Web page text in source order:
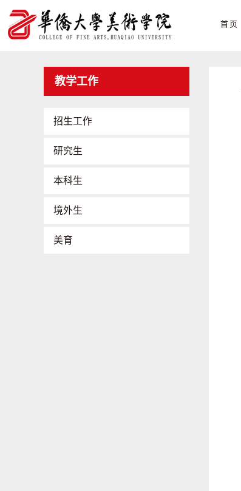
首页
教学工作
招生工作
研究生
本科生
境外生
美育